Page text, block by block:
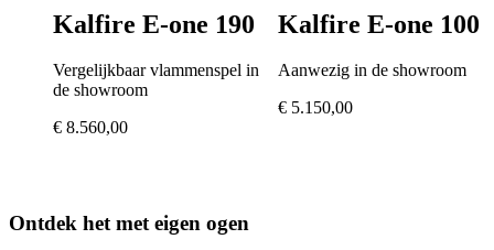
Kalfire E-one 190
Vergelijkbaar vlammenspel in
de showroom
€ 8.560,00
Kalfire E-one 100
Aanwezig in de showroom
€5.150,00
Ontdek het met eigen ogen